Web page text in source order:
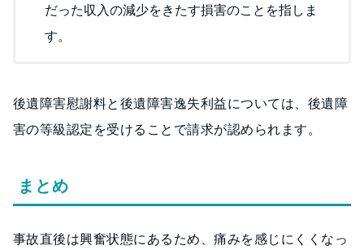
だった収入の減少をきたす損害のことを指しま
す。
後遺障害慰謝料と後遺障害逸失利益については、後遺障
害の等級認定を受けることで請求が認められます。
まとめ
事故直後は興奮状態にあるため、痛みを感じにくくなっ